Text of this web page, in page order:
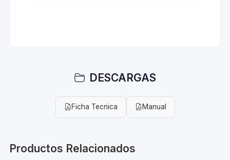
DESCARGAS
Ficha Tecnica Manual
Productos Relacionados